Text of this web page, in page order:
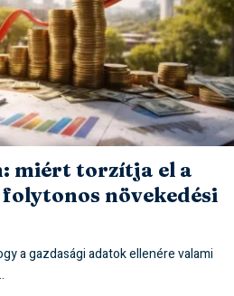
miért torzítja el a
növekedési
a gazdasági adatok ellenére valami